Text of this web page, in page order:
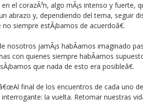
el corazÃ³n, algo mÃ¡s intenso y fuerte,
abrazo y, dependiendo del tema, seguir
siempre estÃ¡bamos de acuerdoâ€.
nosotros jamÃ¡s habÃ­amos imaginado
con quienes siempre habÃ­amos
que nada de esto era posibleâ€.
final de los encuentros de cada uno
la vuelta. Retomar nuestras